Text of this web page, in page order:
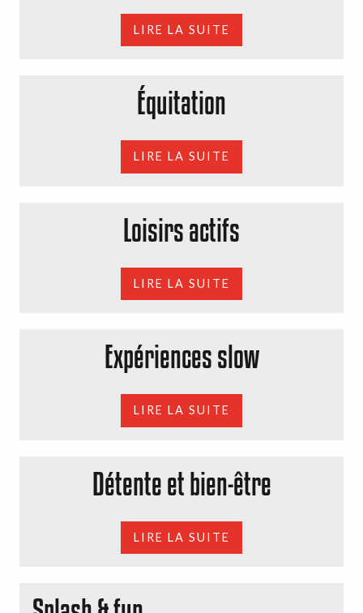
LIRE LA SUITE
Équitation
LIRE LA SUITE
Loisirs actifs
LIRE LA SUITE
Expériences slow
LIRE LA SUITE
Détente et bien-être
LIRE LA SUITE